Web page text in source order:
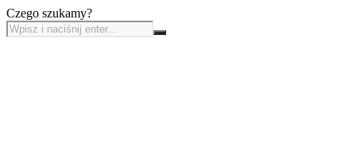
Czego szukamy?